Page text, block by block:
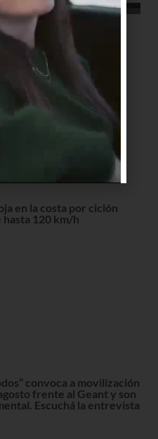
en la costa por ciclón
120 km/h
convoca a movilización
frente al Geant y son
Escuchá la entrevista